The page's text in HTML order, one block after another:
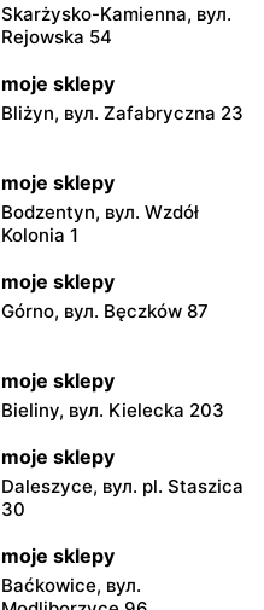
Skarżysko-Kamienna, вул.
Rejowska 54
moje sklepy
Bliżyn, вул. Zafabryczna 23
moje sklepy
Bodzentyn, вул. Wzdół
Kolonia 1
moje sklepy
Górno, вул. Bęczków 87
moje sklepy
Bieliny, вул. Kielecka 203
moje sklepy
Daleszyce, вул. pl. Staszica
30
moje sklepy
Baćkowice, вул.